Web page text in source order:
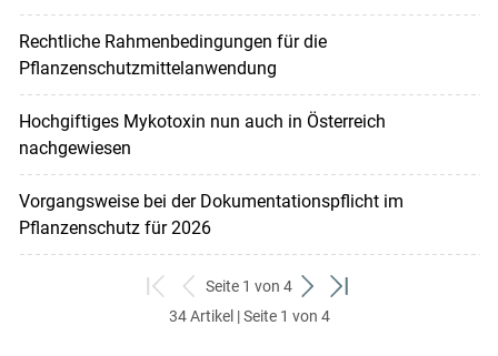
Rechtliche Rahmenbedingungen für die
Pflanzenschutzmittelanwendung
Hochgiftiges Mykotoxin nun auch in Österreich
nachgewiesen
Vorgangsweise bei der Dokumentationspflicht im
Pflanzenschutz für 2026
zum
ersten
zurück
zum
Seite 1 von 4
weiter
zum
zum
34 Artikel | Seite 1 von 4